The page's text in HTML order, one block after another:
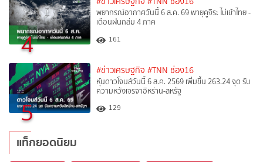
4
พยากรณ์อากาศวันนี้ 6 ส.ค. 69 พายุคูจิระ ไม่เข้าไทย -
เตือนฝนถล่ม 4 ภาค
161
5
#ข่าวเศรษฐกิจ #TNN ช่อง16
หุ้นดาวโจนส์วันนี้ 6 ส.ค. 2569 เพิ่มขึ้น 263.24 จุด รับ
ความหวังเจรจาอิหร่าน-สหรัฐ
129
แท็กยอดนิยม